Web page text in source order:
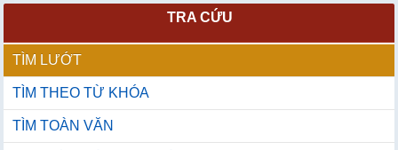
TRA CỨU
TÌM LƯỚT
TÌM THEO TỪ KHÓA
TÌM TOÀN VĂN